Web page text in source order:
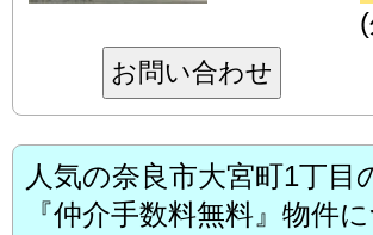
お問い合わせ
人気の奈良市大宮町1丁目
『仲介手数料無料』物件